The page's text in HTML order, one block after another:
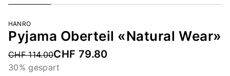
HANRO
Pyjama Oberteil «Natural Wear»
Price reduced from
CHF 114.00CHF 79.80
30% gespart